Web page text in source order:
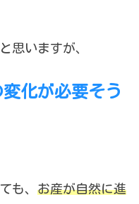
思いますが、
化が必要そう
も、 お産が自然に進